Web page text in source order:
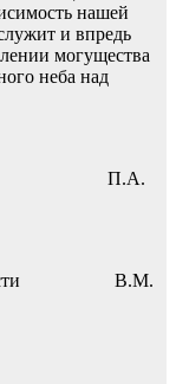
нашей
и впредь
могущества
неба над
П.А.
области В.М.